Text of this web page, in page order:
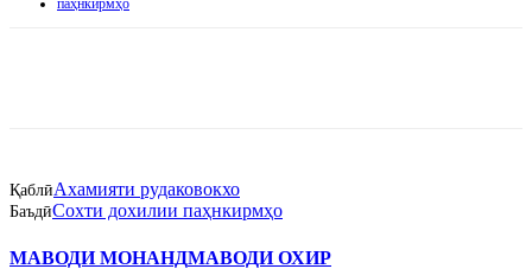
паҳнкирмҳо
ҚаблӣАхамияти рудаковокхо
БаъдӣСохти дохилии паҳнкирмҳо
МАВОДИ МОНАНДМАВОДИ ОХИР